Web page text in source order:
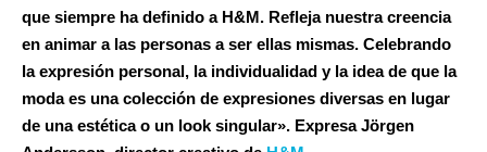
que siempre ha definido a H&M. Refleja nuestra creencia
en animar a las personas a ser ellas mismas. Celebrando
la expresión personal, la individualidad y la idea de que la
moda es una colección de expresiones diversas en lugar
de una estética o un look singular». Expresa Jörgen